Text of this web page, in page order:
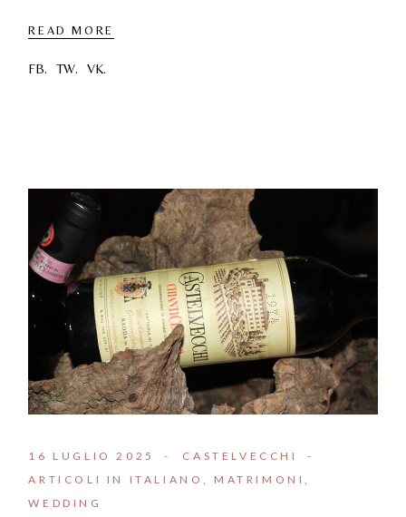
READ MORE
FB. TW. VK.
16 LUGLIO 2025
CASTELVECCHI
ARTICOLI IN ITALIANO
MATRIMONI
WEDDING